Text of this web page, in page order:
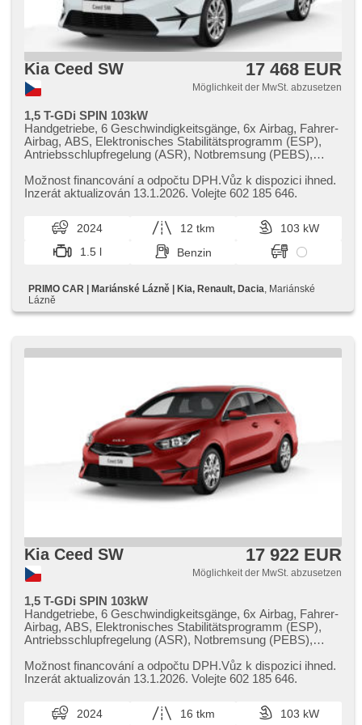
Kia Ceed SW 17 468 EUR
Möglichkeit der MwSt. abzusetzen
1,5 T-GDi SPIN 103kW
Handgetriebe, 6 Geschwindigkeitsgänge, 6x Airbag, Fahrer-
Airbag, ABS, Elektronisches Stabilitätsprogramm (ESP),
Antriebsschlupfregelung (ASR), Notbremsung (PEBS),
jízdním pruhu, Überwachung der Ermüdung des Fahrers,
Servolenkung, Klimaanlage, Tempomat, LED denní svícení,
'EURO VI', Bordcomputer, Navigation, parkovací senzory
zadní, Fahrkamera, Lichtsensor, Lenkrad einstellbar,
beheizte Lenkrad, Beifahrerairbagdeaktivierung, hands free,
Android Auto, Apple CarPlay, Bluetooth, El. Seitenscheiben,
Wegfahrsperre, Zentralverriegelung mit Funkfernbedienung,
Zentralverriegelung, isofix, beheizte Sitze, höheneinstellbare
Fahrersitz, Reifendrucksensor, autom. Aktivation der
beheizte Spiegel, Teilbare Rücksitzbank,
Heckscheibenwischer, Getönte Scheiben, přední pohon,
Možnost financování a odpočtu DPH.Vůz k dispozici ihned.
Inzerát aktualizován 13.1.2026. Volejte 602 185 646.
2024 12 tkm
103 kW
1.5 l
Benzin
PRIMO CAR | Mariánské Lázně | Kia, Renault, Dacia , Mariánské
Lázně
Kia Ceed SW 17 922 EUR
Möglichkeit der MwSt. abzusetzen
1,5 T-GDi SPIN 103kW
Handgetriebe, 6 Geschwindigkeitsgänge, 6x Airbag, Fahrer-
Airbag, ABS, Elektronisches Stabilitätsprogramm (ESP),
Antriebsschlupfregelung (ASR), Notbremsung (PEBS),
jízdním pruhu, Überwachung der Ermüdung des Fahrers,
Servolenkung, Klimaanlage, Tempomat, LED denní svícení,
'EURO VI', Bordcomputer, Navigation, parkovací senzory
zadní, Fahrkamera, Lichtsensor, Lenkrad einstellbar,
Možnost financování a odpočtu DPH.Vůz k dispozici ihned.
Inzerát aktualizován 13.1.2026. Volejte 602 185 646.
2024 16 tkm
103 kW